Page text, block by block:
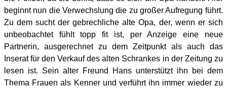
beginnt nun die Verwechslung die zu großer Aufregung führt.
Zu dem sucht der gebrechliche alte Opa, der, wenn er sich
unbeobachtet fühlt topp fit ist, per Anzeige eine neue
Partnerin, ausgerechnet zu dem Zeitpunkt als auch das
Inserat für den Verkauf des alten Schrankes in der Zeitung zu
lesen ist. Sein alter Freund Hans unterstützt ihn bei dem
Thema Frauen als Kenner und verführt ihn immer wieder zu